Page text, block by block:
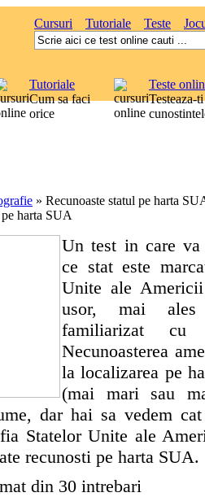
Cursuri Tutoriale Teste
Tutoriale
Cum sa faci
orice
Teste
Testeaza-ti
» Recunoaste statul pe harta
harta SUA
Un test in care va
ce stat este
Unite ale
usor, mai
familiarizat cu
Necunoasterea
la localizarea pe
(mai mari sau
dar hai sa vedem
Statelor Unite ale
recunosti pe harta SUA.
din 30 intrebari